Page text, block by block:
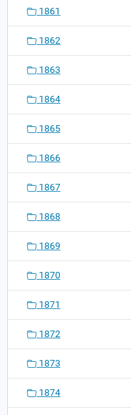
1861
1862
1863
1864
1865
1866
1867
1868
1869
1870
1871
1872
1873
1874